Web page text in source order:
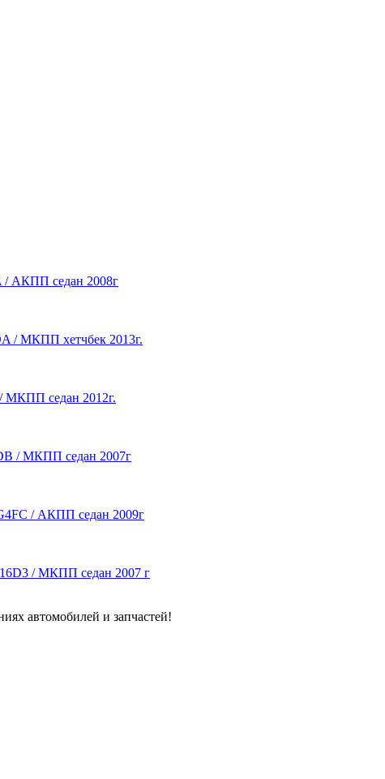
/ АКПП седан 2008г
/ МКПП хетчбек 2013г.
/ МКПП седан 2012г.
/ МКПП седан 2007г
/ АКПП седан 2009г
/ МКПП седан 2007 г
автомобилей и запчастей!